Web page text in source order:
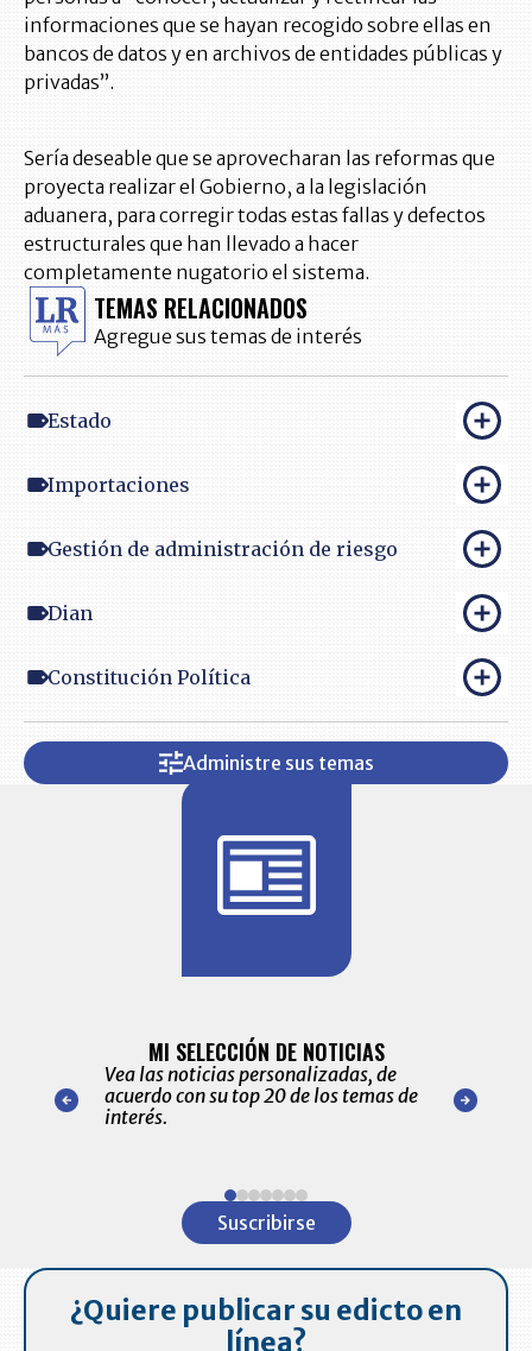
informaciones que se hayan recogido sobre ellas en
bancos de datos y en archivos de entidades públicas y
privadas”.
Sería deseable que se aprovecharan las reformas que
proyecta realizar el Gobierno, a la legislación
aduanera, para corregir todas estas fallas y defectos
estructurales que han llevado a hacer
completamente nugatorio el sistema.
TEMAS RELACIONADOS
Agregue sus temas de interés
Estado
Importaciones
Gestión de administración de riesgo
Dian
Constitución Política
Administre sus temas
nuestro
para
MI SELECCIÓN DE NOTICIAS
Vea las noticias personalizadas, de
acuerdo con su top 20 de los temas de
interés.
de las
Suscribirse
¿Quiere publicar su edicto en
línea?